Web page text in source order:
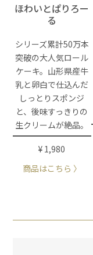
ほわいとぱりろー
る
シリーズ累計50万本
突破の大人気ロール
ケーキ。山形県産牛
乳と卵白で仕込んだ
しっとりスポンジ
と、後味すっきりの
生クリームが絶品。
¥ 1,980
商品はこちら 〉